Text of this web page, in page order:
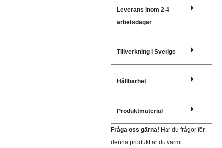
Leverans inom 2-4
arbetsdagar
Tillverkning i Sverige
Hållbarhet
Produktmaterial
Fråga oss gärna! Har du frågor för
denna produkt är du varmt